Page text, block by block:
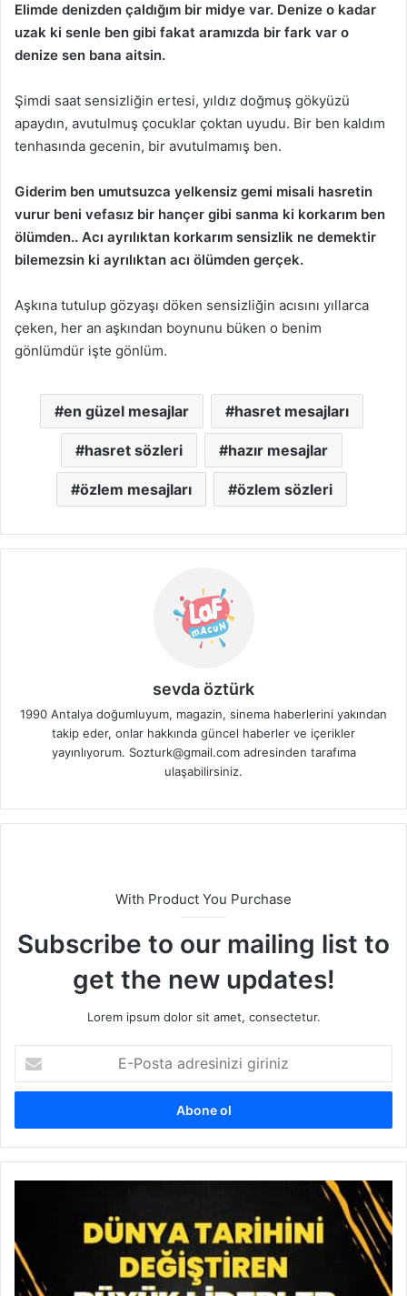
Elimde denizden çaldığım bir midye var. Denize o kadar
uzak ki senle ben gibi fakat aramızda bir fark var o
denize sen bana aitsin.
Şimdi saat sensizliğin ertesi, yıldız doğmuş gökyüzü
apaydın, avutulmuş çocuklar çoktan uyudu. Bir ben kaldım
tenhasında gecenin, bir avutulmamış ben.
Giderim ben umutsuzca yelkensiz gemi misali hasretin
vurur beni vefasız bir hançer gibi sanma ki korkarım ben
ölümden.. Acı ayrılıktan korkarım sensizlik ne demektir
bilemezsin ki ayrılıktan acı ölümden gerçek.
Aşkına tutulup gözyaşı döken sensizliğin acısını yıllarca
çeken, her an aşkından boynunu büken o benim
gönlümdür işte gönlüm.
en güzel mesajlar hasret mesajları
hasret sözleri hazır mesajlar
özlem mesajları özlem sözleri
sevda öztürk
1990 Antalya doğumluyum, magazin, sinema haberlerini yakından
takip eder, onlar hakkında güncel haberler ve içerikler
yayınlıyorum. Sozturk@gmail.com adresinden tarafıma
ulaşabilirsiniz.
With Product You Purchase
Subscribe to our mailing list to
get the new updates!
Lorem ipsum dolor sit amet, consectetur.
P
s
t
e
s
y
a